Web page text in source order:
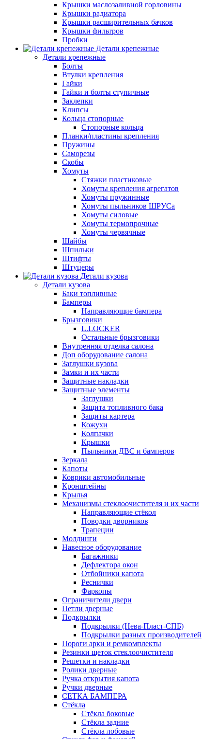
Крышки маслозаливной горловины
Крышки радиатора
Крышки расширительных бачков
Крышки фильтров
Пробки
Детали крепежные
Детали крепежные
Болты
Втулки крепления
Гайки
Гайки и болты ступичные
Заклепки
Клипсы
Кольца стопорные
Стопорные кольца
Планки/пластины крепления
Пружины
Саморезы
Скобы
Хомуты
Стяжки пластиковые
Хомуты крепления агрегатов
Хомуты пружинные
Хомуты пыльников ШРУСа
Хомуты силовые
Хомуты термопрочные
Хомуты червячные
Шайбы
Шпильки
Штифты
Штуцеры
Детали кузова
Детали кузова
Баки топливные
Бамперы
Направляющие бампера
Брызговики
L.LOCKER
Остальные брызговики
Внутренняя отделка салона
Доп оборудование салона
Заглушки кузова
Замки и их части
Защитные накладки
Защитные элементы
Заглушки
Защита топливного бака
Защиты картера
Кожухи
Колпачки
Крышки
Пыльники ДВС и бамперов
Зеркала
Капоты
Коврики автомобильные
Кронштейны
Крылья
Механизмы стеклоочистителя и их части
Направляющие стёкол
Поводки дворников
Трапеции
Молдинги
Навесное оборудование
Багажники
Дефлектора окон
Отбойники капота
Реснички
Фаркопы
Ограничители двери
Петли дверные
Подкрылки
Подкрылки (Нева-Пласт-СПБ)
Подкрылки разных производителей
Пороги арки и ремкомплекты
Резинки щеток стеклоочистителя
Решетки и накладки
Ролики дверные
Ручка открытия капота
Ручки дверные
СЕТКА БАМПЕРА
Стёкла
Стёкла боковые
Стёкла задние
Стёкла лобовые